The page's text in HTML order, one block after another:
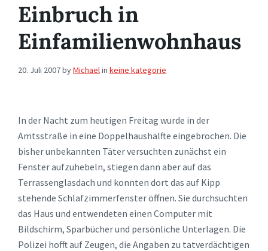
Einbruch in
Einfamilienwohnhaus
20. Juli 2007byMichaelin keine kategorie
In der Nacht zum heutigen Freitag wurde in der
Amtsstraße in eine Doppelhaushälfte eingebrochen. Die
bisher unbekannten Täter versuchten zunächst ein
Fenster aufzuhebeln, stiegen dann aber auf das
Terrassenglasdach und konnten dort das auf Kipp
stehende Schlafzimmerfenster öffnen. Sie durchsuchten
das Haus und entwendeten einen Computer mit
Bildschirm, Sparbücher und persönliche Unterlagen. Die
Polizei hofft auf Zeugen, die Angaben zu tatverdächtigen